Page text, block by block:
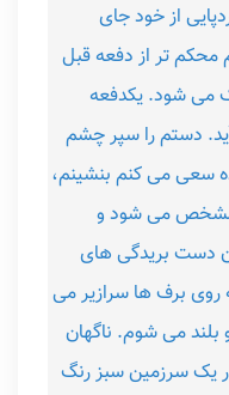
از خود جای
محکم تر از دفعه قبل
می شود. یکدفعه
دستم را سپر چشم
سعی می کنم بنشینم،
مشخص می شود و
دست بریدگی های
برف ها سرازیر می
می شوم. ناگهان
یک سرزمین سبز رنگ